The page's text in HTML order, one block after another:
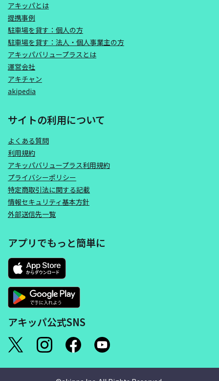
アキッパとは
提携事例
駐車場を貸す：個人の方
駐車場を貸す：法人・個人事業主の方
アキッパバリュープラスとは
運営会社
アキチャン
akipedia
サイトの利用について
よくある質問
利用規約
アキッパバリュープラス利用規約
プライバシーポリシー
特定商取引法に関する記載
情報セキュリティ基本方針
外部送信先一覧
アプリでもっと簡単に
アキッパ公式SNS